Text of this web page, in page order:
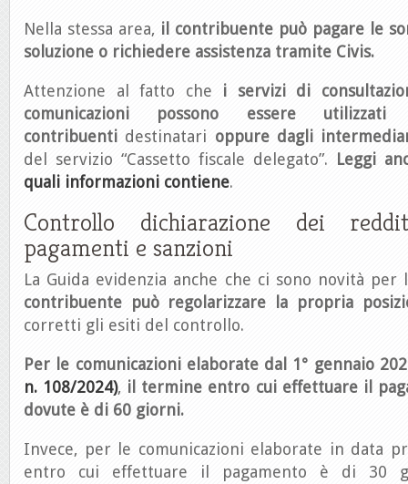
Nella stessa area, il contribuente può pagare le
soluzione o richiedere assistenza tramite Civis.
Attenzione al fatto che i servizi di
comunicazioni possono essere
contribuenti destinatari oppure dagli
del servizio “Cassetto fiscale delegato”. Leggi
quali informazioni contiene.
Controllo dichiarazione dei
pagamenti e sanzioni
La Guida evidenzia anche che ci sono novità per
contribuente può regolarizzare la propria
corretti gli esiti del controllo.
Per le comunicazioni elaborate dal 1° gennaio
n. 108/2024), il termine entro cui effettuare il
dovute è di 60 giorni.
Invece, per le comunicazioni elaborate in data
entro cui effettuare il pagamento è di 30